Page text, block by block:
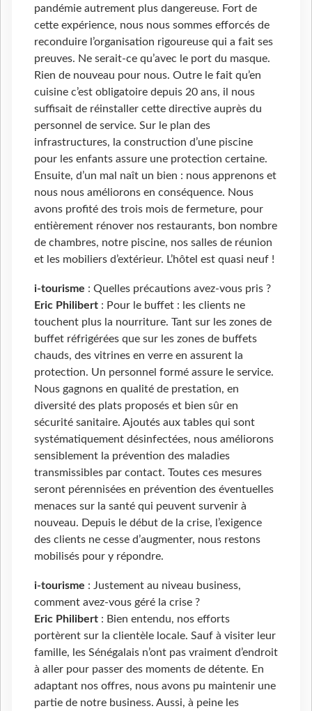
pandémie autrement plus dangereuse. Fort de
cette expérience, nous nous sommes efforcés de
reconduire l’organisation rigoureuse qui a fait ses
preuves. Ne serait-ce qu’avec le port du masque.
Rien de nouveau pour nous. Outre le fait qu’en
cuisine c’est obligatoire depuis 20 ans, il nous
suffisait de réinstaller cette directive auprès du
personnel de service. Sur le plan des
infrastructures, la construction d’une piscine
pour les enfants assure une protection certaine.
Ensuite, d’un mal naît un bien : nous apprenons et
nous nous améliorons en conséquence. Nous
avons profité des trois mois de fermeture, pour
entièrement rénover nos restaurants, bon nombre
de chambres, notre piscine, nos salles de réunion
et les mobiliers d’extérieur. L’hôtel est quasi neuf !
i-tourisme : Quelles précautions avez-vous pris ?
Eric Philibert : Pour le buffet : les clients ne
touchent plus la nourriture. Tant sur les zones de
buffet réfrigérées que sur les zones de buffets
chauds, des vitrines en verre en assurent la
protection. Un personnel formé assure le service.
Nous gagnons en qualité de prestation, en
diversité des plats proposés et bien sûr en
sécurité sanitaire. Ajoutés aux tables qui sont
systématiquement désinfectées, nous améliorons
sensiblement la prévention des maladies
transmissibles par contact. Toutes ces mesures
seront pérennisées en prévention des éventuelles
menaces sur la santé qui peuvent survenir à
nouveau. Depuis le début de la crise, l’exigence
des clients ne cesse d’augmenter, nous restons
mobilisés pour y répondre.
i-tourisme : Justement au niveau business,
comment avez-vous géré la crise ?
Eric Philibert : Bien entendu, nos efforts
portèrent sur la clientèle locale. Sauf à visiter leur
famille, les Sénégalais n’ont pas vraiment d’endroit
à aller pour passer des moments de détente. En
adaptant nos offres, nous avons pu maintenir une
partie de notre business. Aussi, à peine les